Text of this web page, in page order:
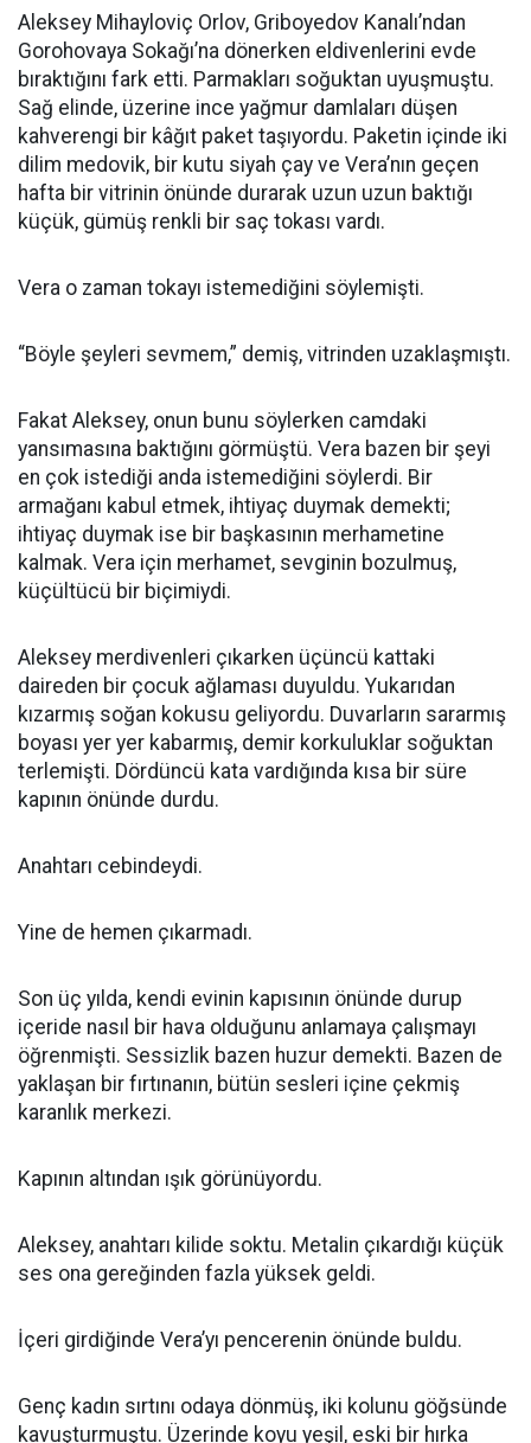
Aleksey Mihayloviç Orlov, Griboyedov Kanalı’ndan
Gorohovaya Sokağı’na dönerken eldivenlerini evde
bıraktığını fark etti. Parmakları soğuktan uyuşmuştu.
Sağ elinde, üzerine ince yağmur damlaları düşen
kahverengi bir kâğıt paket taşıyordu. Paketin içinde iki
dilim medovik, bir kutu siyah çay ve Vera’nın geçen
hafta bir vitrinin önünde durarak uzun uzun baktığı
küçük, gümüş renkli bir saç tokası vardı.
Vera o zaman tokayı istemediğini söylemişti.
“Böyle şeyleri sevmem,” demiş, vitrinden uzaklaşmıştı.
Fakat Aleksey, onun bunu söylerken camdaki
yansımasına baktığını görmüştü. Vera bazen bir şeyi
en çok istediği anda istemediğini söylerdi. Bir
armağanı kabul etmek, ihtiyaç duymak demekti;
ihtiyaç duymak ise bir başkasının merhametine
kalmak. Vera için merhamet, sevginin bozulmuş,
küçültücü bir biçimiydi.
Aleksey merdivenleri çıkarken üçüncü kattaki
daireden bir çocuk ağlaması duyuldu. Yukarıdan
kızarmış soğan kokusu geliyordu. Duvarların sararmış
boyası yer yer kabarmış, demir korkuluklar soğuktan
terlemişti. Dördüncü kata vardığında kısa bir süre
kapının önünde durdu.
Anahtarı cebindeydi.
Yine de hemen çıkarmadı.
Son üç yılda, kendi evinin kapısının önünde durup
içeride nasıl bir hava olduğunu anlamaya çalışmayı
öğrenmişti. Sessizlik bazen huzur demekti. Bazen de
yaklaşan bir fırtınanın, bütün sesleri içine çekmiş
karanlık merkezi.
Kapının altından ışık görünüyordu.
Aleksey, anahtarı kilide soktu. Metalin çıkardığı küçük
ses ona gereğinden fazla yüksek geldi.
İçeri girdiğinde Vera’yı pencerenin önünde buldu.
Genç kadın sırtını odaya dönmüş, iki kolunu göğsünde
kavuşturmuştu. Üzerinde koyu yeşil, eski bir hırka